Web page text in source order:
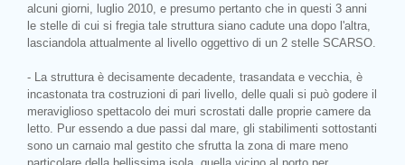
alcuni giorni, luglio 2010, e presumo pertanto che in questi 3 anni
le stelle di cui si fregia tale struttura siano cadute una dopo l'altra,
lasciandola attualmente al livello oggettivo di un 2 stelle SCARSO.
- La struttura è decisamente decadente, trasandata e vecchia, è
incastonata tra costruzioni di pari livello, delle quali si può godere il
meraviglioso spettacolo dei muri scrostati dalle proprie camere da
letto. Pur essendo a due passi dal mare, gli stabilimenti sottostanti
sono un carnaio mal gestito che sfrutta la zona di mare meno